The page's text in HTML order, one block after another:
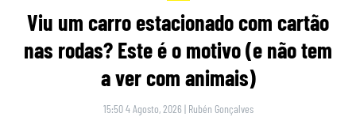
Viu um carro estacionado com cartão
nas rodas? Este é o motivo (e não tem
a ver com animais)
15:50 4 Agosto, 2026 | Rubén Gonçalves